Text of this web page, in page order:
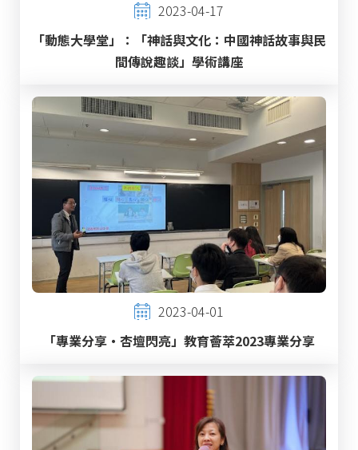
2023-04-17
「動態大學堂」：「神話與文化：中國神話故事與民
間傳說趣談」學術講座
2023-04-01
「專業分享‧杏壇閃亮」教育薈萃2023專業分享